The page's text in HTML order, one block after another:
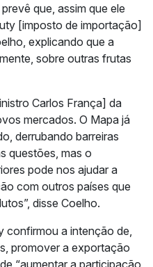
que, assim que ele
[imposto de importação]
explicando que a
sobre outras frutas
Carlos França] da
mercados. O Mapa já
derrubando barreiras
questões, mas o
pode nos ajudar a
com outros países que
disse Coelho.
confirmou a intenção de,
promover a exportação